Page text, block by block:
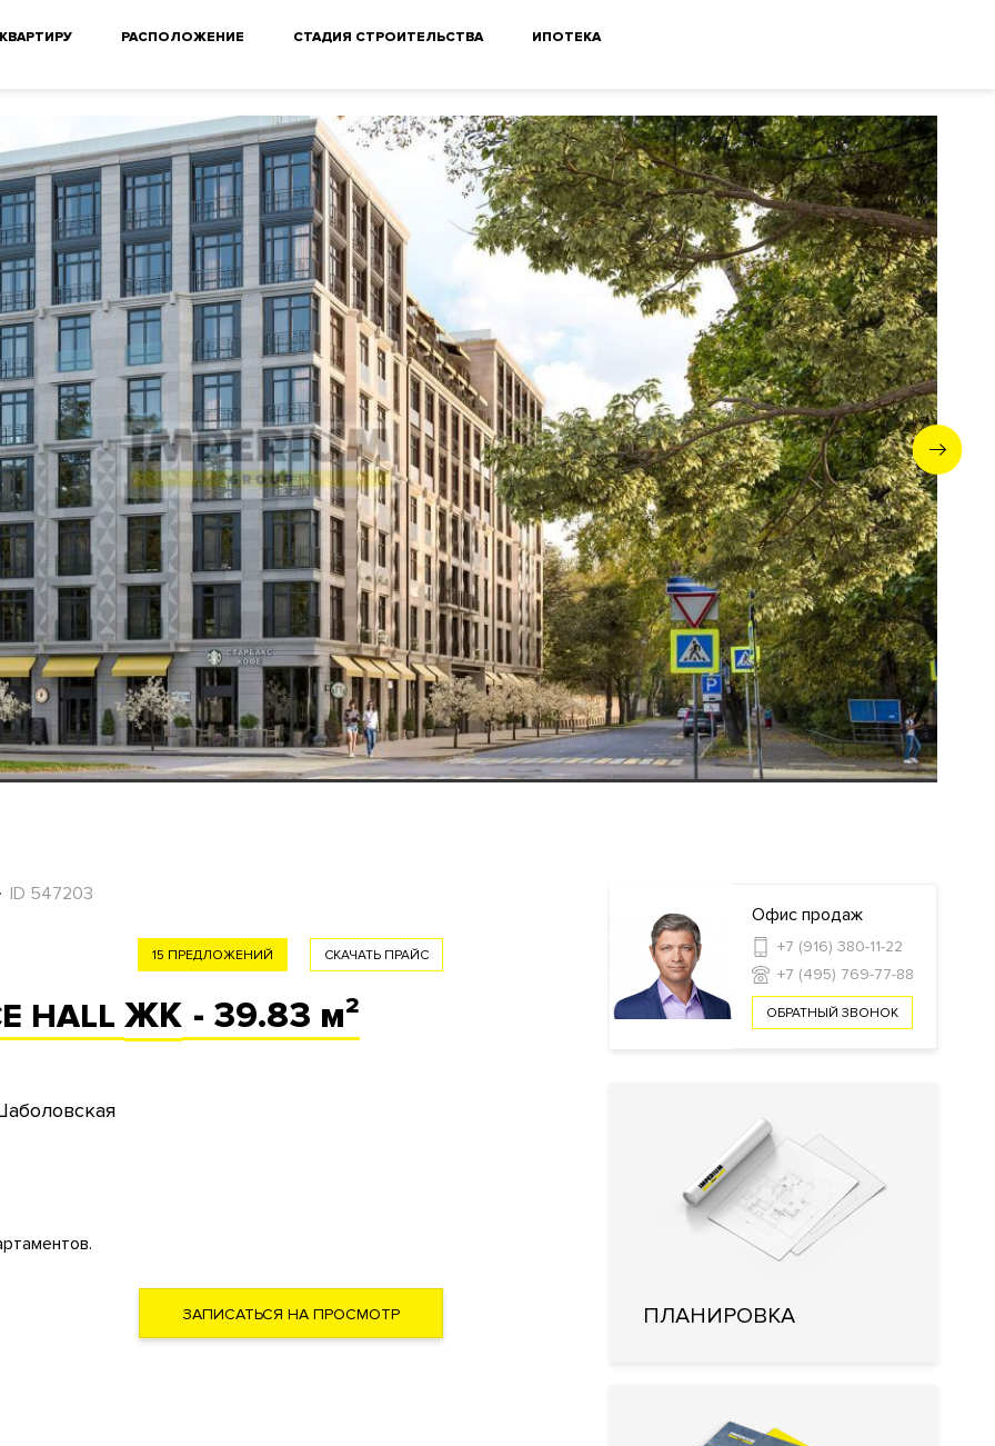
РАСПОЛОЖЕНИЕ СТАДИЯ СТРОИТЕЛЬСТВА ИПОТЕКА
ID 547203
СКАЧАТЬ ПРАЙС
15 ПРЕДЛОЖЕНИЙ
HALL ЖК - 39.83 м²
ЗАПИСАТЬСЯ НА ПРОСМОТР
Офис продаж
+7 (916) 380-11-22
+7 (495) 769-77-88
ОБРАТНЫЙ ЗВОНОК
ПЛАНИРОВКА